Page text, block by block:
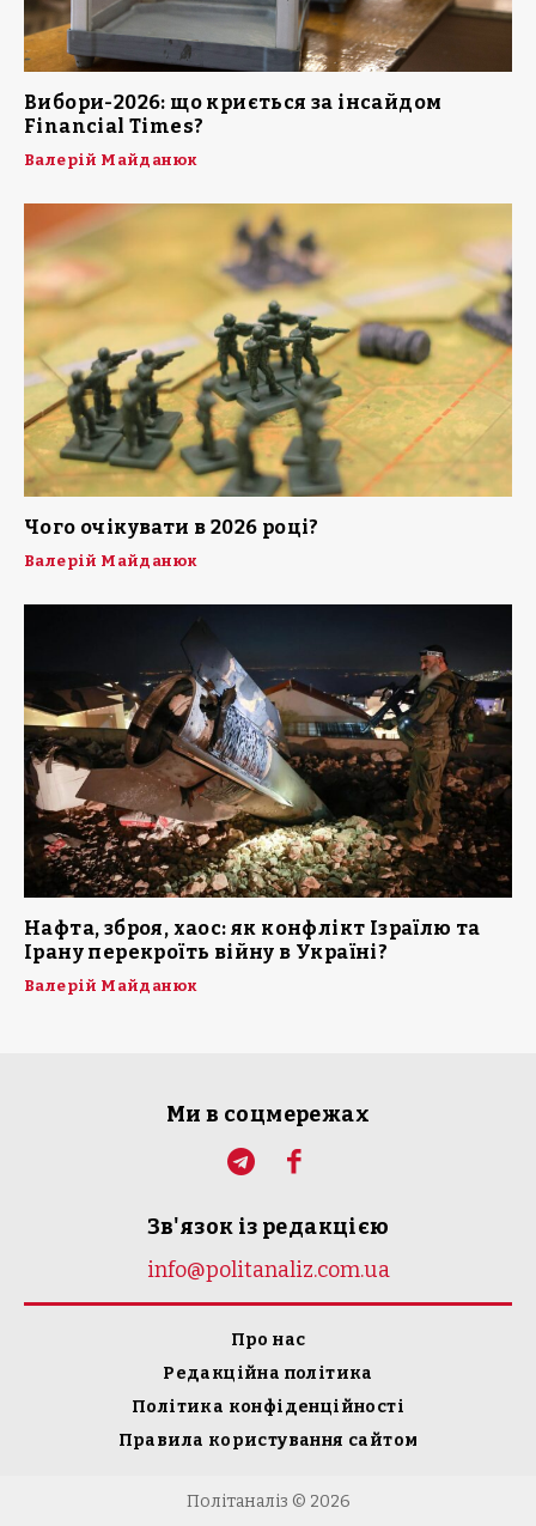
Вибори-2026: що криється за інсайдом
Financial Times?
Валерій Майданюк
Чого очікувати в 2026 році?
Валерій Майданюк
Нафта, зброя, хаос: як конфлікт Ізраїлю та
Ірану перекроїть війну в Україні?
Валерій Майданюк
Ми в соцмережах
Зв'язок із редакцією
info@politanaliz.com.ua
Про нас
Редакційна політика
Політика конфіденційності
Правила користування сайтом
Політаналіз © 2026